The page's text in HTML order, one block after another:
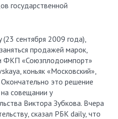
государственной
сентября 2009 года),
продажей марок,
ФКП «Союзплодоимпорт»
коньяк «Московский»,
это решение
совещании у
Виктора Зубкова. Вчера
сказал РБК daily, что